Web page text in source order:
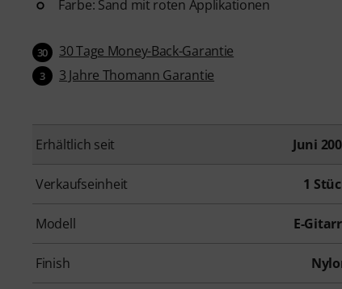
Farbe: Sand mit roten Applikationen
30 30 Tage Money-Back-Garantie
3 3 Jahre Thomann Garantie
Erhältlich seit Juni
Verkaufseinheit 1
Modell E-
Finish